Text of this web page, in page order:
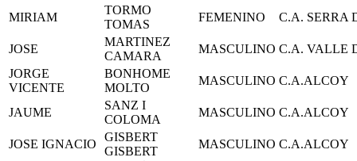
MIRIAM
TORMO
TOMAS
FEMENINO C.A. SERRA
JOSE
MARTINEZ
CAMARA
MASCULINO C.A. VALLE
JORGE
VICENTE
BONHOME
MOLTO
MASCULINO C.A.ALCOY
JAUME
SANZ I
COLOMA
MASCULINO C.A.ALCOY
JOSE IGNACIO
GISBERT
GISBERT
MASCULINO C.A.ALCOY